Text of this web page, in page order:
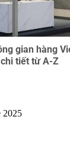
gian hàng
tiết từ A-Z